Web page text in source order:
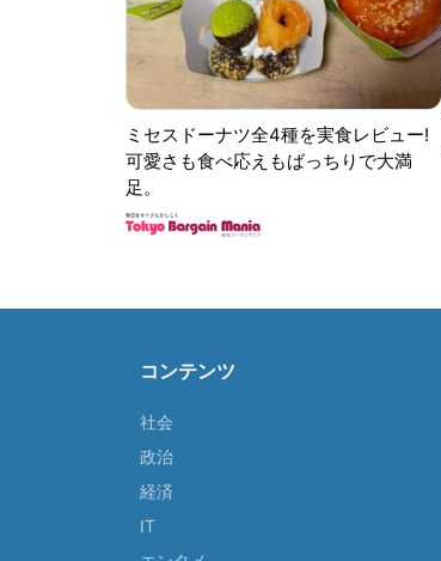
ミセスドーナツ全4種を実食レビュー!
可愛さも食べ応えもばっちりで大満
足。
コンテンツ
社会
政治
経済
IT